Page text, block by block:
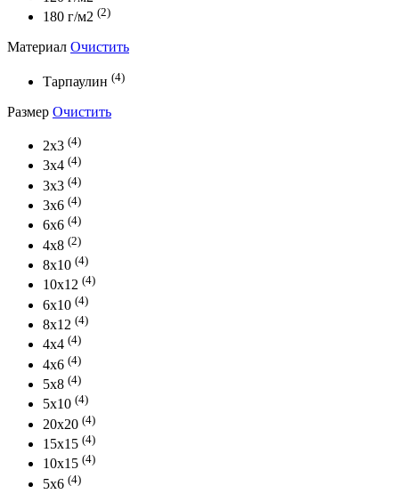
180 г/м2 (2)
Материал Очистить
Тарпаулин (4)
Размер Очистить
2х3 (4)
3х4 (4)
3х3 (4)
3х6 (4)
6х6 (4)
4х8 (2)
8х10 (4)
10х12 (4)
6х10 (4)
8х12 (4)
4х4 (4)
4х6 (4)
5х8 (4)
5х10 (4)
20х20 (4)
15x15 (4)
10х15 (4)
5х6 (4)